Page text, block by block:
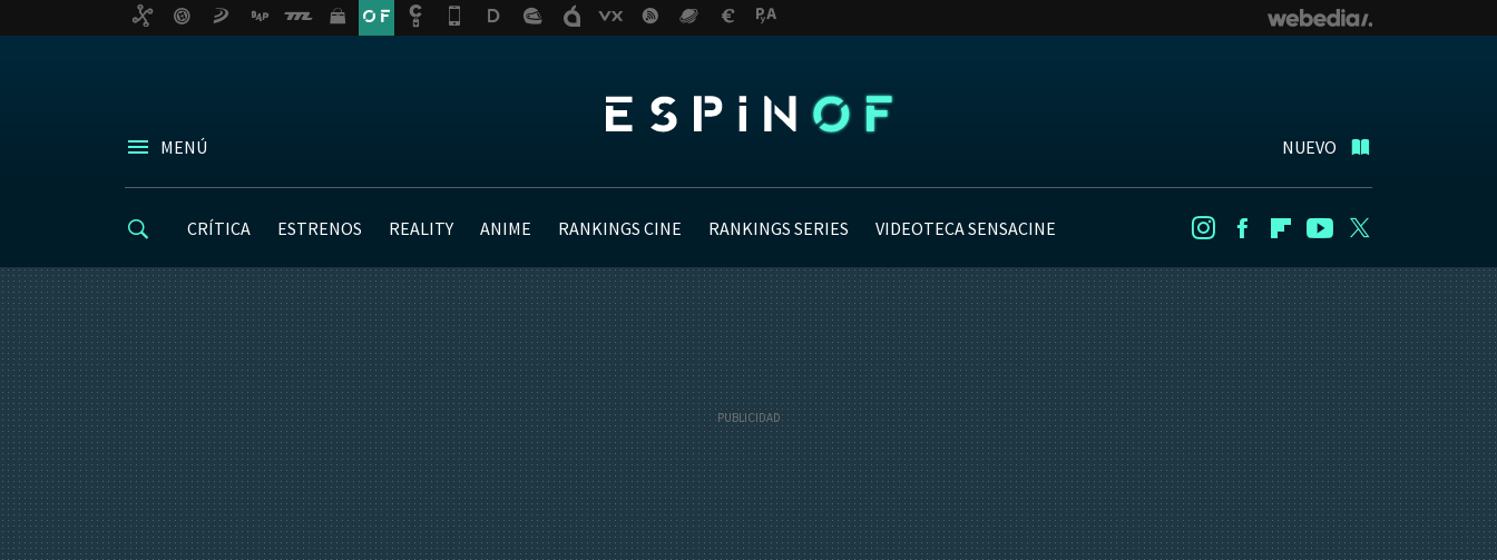
MENÚ NUEVO
CRÍTICA ESTRENOS REALITY ANIME RANKINGS CINE RANKINGS SERIES VIDEOTECA SENSACINE InstagramFacebookFlipboard
Youtube